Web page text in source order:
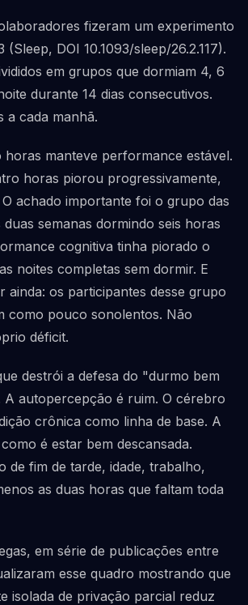
fizeram um experimento
(Sleep, DOI 10.1093/sleep/26.2.117).
em grupos que dormiam 4, 6
durante 14 dias consecutivos.
a cada manhã.
horas manteve performance estável.
horas piorou progressivamente,
achado importante foi o grupo das
semanas dormindo seis horas
cognitiva tinha piorado o
noites completas sem dormir. E
ainda: os participantes desse grupo
como pouco sonolentos. Não
déficit.
destrói a defesa do "durmo bem
A autopercepção é ruim. O cérebro
crônica como linha de base. A
é estar bem descansada.
de fim de tarde, idade, trabalho,
as duas horas que faltam toda
em série de publicações entre
esse quadro mostrando que
isolada de privação parcial reduz